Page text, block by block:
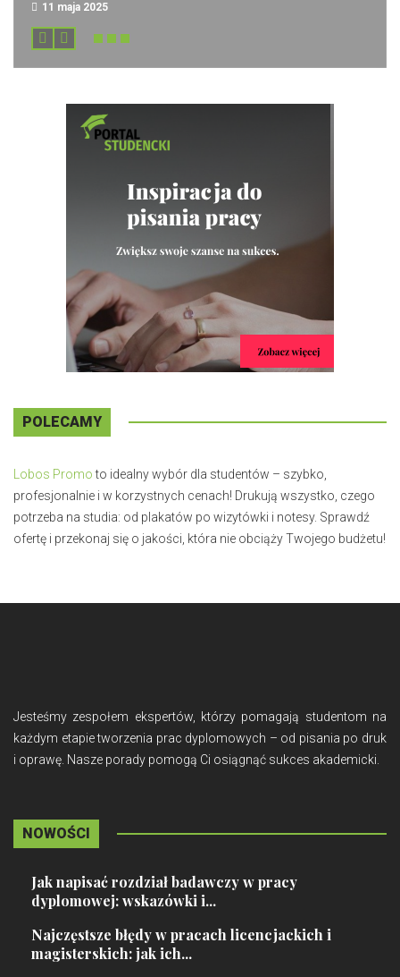
11 maja 2025
POLECAMY
Lobos Promoto idealny wybór dla studentów – szybko,
profesjonalnie i w korzystnych cenach! Drukują wszystko, czego
potrzeba na studia: od plakatów po wizytówki i notesy. Sprawdź
ofertę i przekonaj się o jakości, która nie obciąży Twojego budżetu!
Jesteśmy zespołem ekspertów, którzy pomagają studentom na
każdym etapie tworzenia prac dyplomowych – od pisania po druk
i oprawę. Nasze porady pomogą Ci osiągnąć sukces akademicki.
NOWOŚCI
Jak napisać rozdział badawczy w pracy
dyplomowej: wskazówki i...
Najczęstsze błędy w pracach licencjackich i
magisterskich: jak ich...